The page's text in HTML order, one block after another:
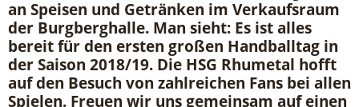
an Speisen und Getränken im Verkaufsraum
der Burgberghalle. Man sieht: Es ist alles
bereit für den ersten großen Handballtag in
der Saison 2018/19. Die HSG Rhumetal hofft
auf den Besuch von zahlreichen Fans bei allen
Spielen. Freuen wir uns gemeinsam auf einen